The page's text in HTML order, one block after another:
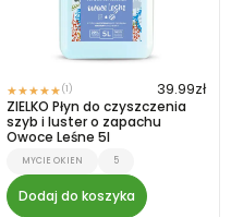
★★★★★(1) 39.99zł
ZIELKO Płyn do czyszczenia
szyb i luster o zapachu
Owoce Leśne 5l
MYCIE OKIEN 5
Dodaj do koszyka